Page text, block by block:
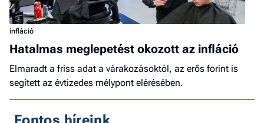
infláció
Hatalmas meglepetést okozott az infláció
Elmaradt a friss adat a várakozásoktól, az erős forint is
segített az évtizedes mélypont elérésében.